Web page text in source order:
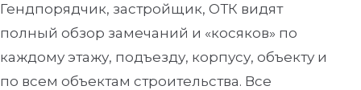
Гендпорядчик, застройщик, ОТК видят
полный обзор замечаний и «косяков» по
каждому этажу, подъезду, корпусу, объекту и
по всем объектам строительства. Все